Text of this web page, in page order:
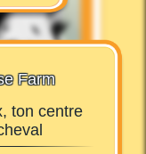
Farm
ton centre